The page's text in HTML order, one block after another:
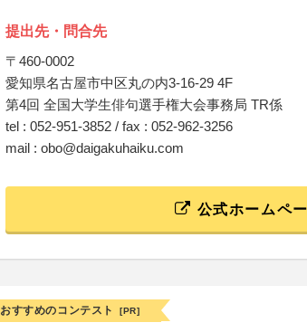
提出先・問合先
〒460-0002
愛知県名古屋市中区丸の内3-16-29 4F
第4回 全国大学生俳句選手権大会事務局 TR係
tel : 052-951-3852 / fax : 052-962-3256
mail : obo@daigakuhaiku.com
公式ホームペ
おすすめのコンテスト [PR]